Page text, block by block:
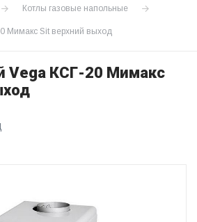
Котлы газовые напольные
Мимакс Sit верхний выход
Vega КСГ-20 Мимакс